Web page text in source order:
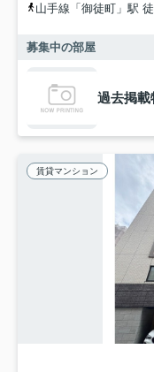
山手線「御徒町」駅
募集中の部屋
過去掲載
賃貸マンション